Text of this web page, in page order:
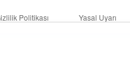
Politikası Yasal Uyarı